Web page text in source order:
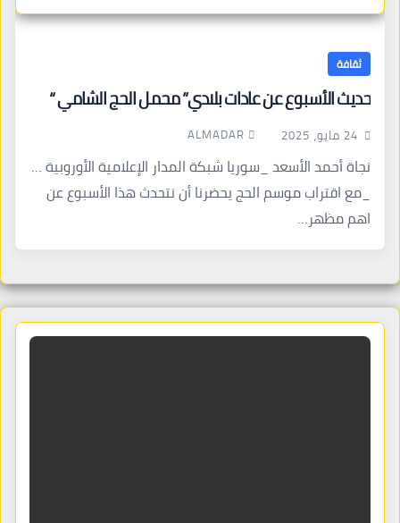
ثقافة
حديث الأسبوع عن عادات بلادي” محمل الحج الشامي “
24 مايو، 2025 ALMADAR
نجاة أحمد الأسعد _سوريا شبكة المدار الإعلامية الأوروبية …
_مع اقتراب موسم الحج يحضرنا أن نتحدث هذا الأسبوع عن
اهم مظهر…